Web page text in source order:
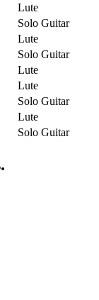
Lute
Solo Guitar
Lute
Solo Guitar
Lute
Lute
Solo Guitar
Lute
Solo Guitar